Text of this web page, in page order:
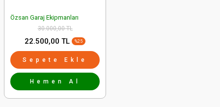
Özsan Garaj Ekipmanları
30.000,00 TL
22.500,00 TL %25
Sepete Ekle
Hemen Al